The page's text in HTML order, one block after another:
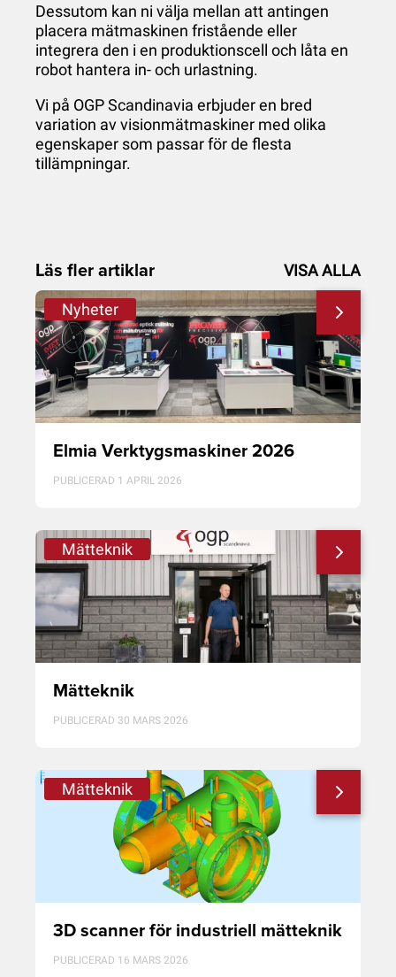
Dessutom kan ni välja mellan att antingen
placera mätmaskinen fristående eller
integrera den i en produktionscell och låta en
robot hantera in- och urlastning.
Vi på OGP Scandinavia erbjuder en bred
variation av visionmätmaskiner med olika
egenskaper som passar för de flesta
tillämpningar.
Läs fler artiklar VISA ALLA
Nyheter
Elmia Verktygsmaskiner 2026
PUBLICERAD 1 APRIL 2026
Mätteknik
Mätteknik
PUBLICERAD 30 MARS 2026
Mätteknik
3D scanner för industriell mätteknik
PUBLICERAD 16 MARS 2026